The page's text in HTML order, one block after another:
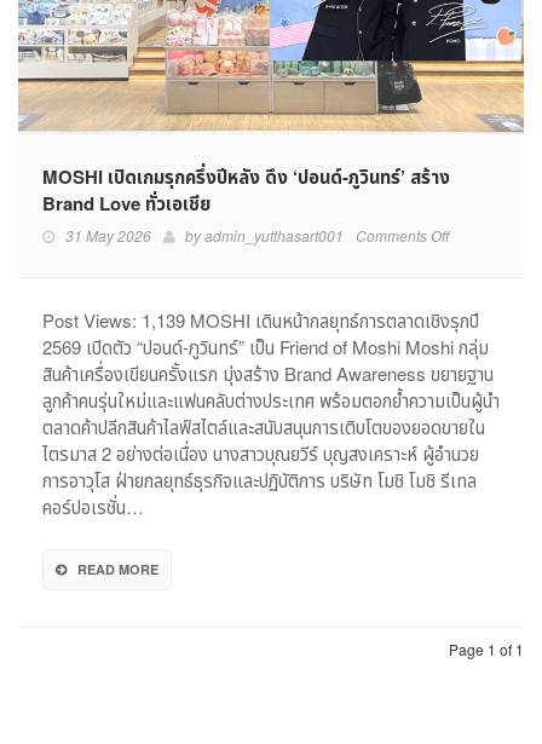
MOSHI เปิดเกมรุกครึ่งปีหลัง ดึง ‘ปอนด์-ภูวินทร์’ สร้าง
Brand Love ทั่วเอเชีย
31 May 2026 byadmin_yutthasart001 Comments Offon
รุก
ครึ่ง
ปี
หลัง
ดึง
‘ปอนด์-
ภู
เอเชีย
Post Views: 1,139 MOSHI เดินหน้ากลยุทธ์การตลาดเชิงรุกปี
2569 เปิดตัว “ปอนด์-ภูวินทร์” เป็น Friend of Moshi Moshi กลุ่ม
สินค้าเครื่องเขียนครั้งแรก มุ่งสร้าง Brand Awareness ขยายฐาน
ลูกค้าคนรุ่นใหม่และแฟนคลับต่างประเทศ พร้อมตอกย้ำความเป็นผู้นำ
ตลาดค้าปลีกสินค้าไลฟ์สไตล์และสนับสนุนการเติบโตของยอดขายใน
ไตรมาส 2 อย่างต่อเนื่อง นางสาวบุณยวีร์ บุญสงเคราะห์ ผู้อำนวย
การอาวุโส ฝ่ายกลยุทธ์ธุรกิจและปฏิบัติการ บริษัท โมชิ โมชิ รีเทล
คอร์ปอเรชั่น…
READ MORE
Page 1 of 1